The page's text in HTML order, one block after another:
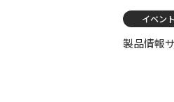
イベント
製品情報